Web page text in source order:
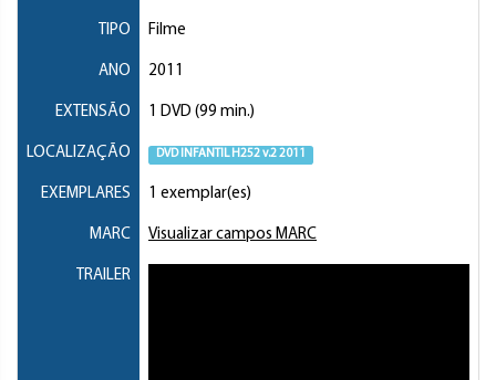
TIPO Filme
ANO 2011
EXTENSÃO 1 DVD (99 min.)
LOCALIZAÇÃO DVD INFANTIL H252 v.2 2011
EXEMPLARES 1 exemplar(es)
MARC Visualizar campos MARC
TRAILER